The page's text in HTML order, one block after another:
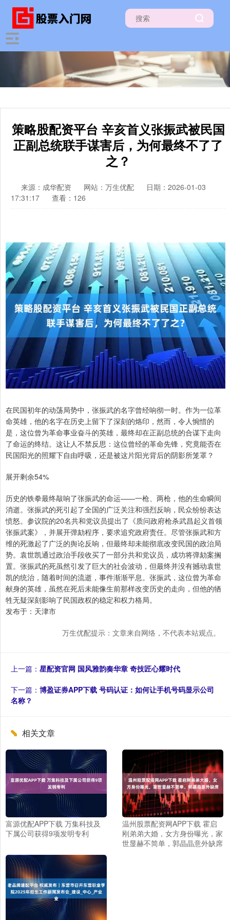
策略股配资平台 辛亥首义张振武被民国
正副总统联手谋害后，为何最终不了了
之？
来源：成华配资 网站：万生优配
日期：2026-01-03
17:31:17
查看：126
在民国初年的动荡局势中，张振武的名字曾经响彻一时。作为一位革
命英雄，他的名字在历史上留下了深刻的烙印，然而，令人惋惜的
是，这位曾为革命事业奋斗的英雄，最终却在正副总统的合谋下走向
了命运的终结。这让人不禁反思：这位曾经的革命先锋，究竟能否在
民国阳光的照耀下自由呼吸，还是被这片阳光背后的阴影所笼罩？
展开剩余54%
历史的铁拳最终敲响了张振武的命运——一枪、两枪，他的生命瞬间
消逝。张振武的死引起了全国的广泛关注和强烈反响，民众纷纷表达
愤怒。参议院的20名共和党议员提出了《质问政府枪杀武昌起义首领
张振武案》，并展开弹劾程序，要求追究政府责任。尽管张振武和方
维的死激起了广泛的舆论反响，但最终却未能彻底改变民国的政治局
势。袁世凯通过政治手段收买了一部分共和党议员，成功将弹劾案搁
置。张振武的死虽然引发了巨大的社会波动，但最终并没有撼动袁世
凯的统治，随着时间的流逝，事件渐渐平息。张振武，这位曾为革命
献身的英雄，虽然在死后未能像生前那样改变历史的走向，但他的牺
牲无疑深刻影响了民国政权的稳定和权力格局。
发布于：天津市
万生优配提示：文章来自网络，不代表本站观点。
上一篇： 星配资官网 国风雅韵奏华章 奇技匠心耀时代
下一篇： 博盈证券APP下载 号码认证：如何让手机号码显示公司
名称？
相关文章
富源优配APP下载 万集科技及
下属公司获得9项发明专利
温州股票配资网APP下载 霍启
刚弟弟大婚，女方身份曝光，家
世显赫不简单，郭晶晶意外缺席